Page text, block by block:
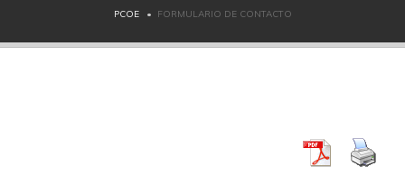
PCOE FORMULARIO DE CONTACTO